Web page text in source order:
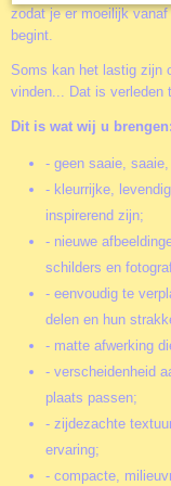
zodat je er moeilijk
begint.
Soms kan het lastig zijn
vinden... Dat is verleden
Dit is wat wij u brengen:
- geen saaie,
- kleurrijke,
inspirerend zijn;
- nieuwe
schilders en
- eenvoudig te
delen en hun
- matte afwerking
- verscheidenheid
plaats passen;
- zijdezachte
ervaring;
- compacte,